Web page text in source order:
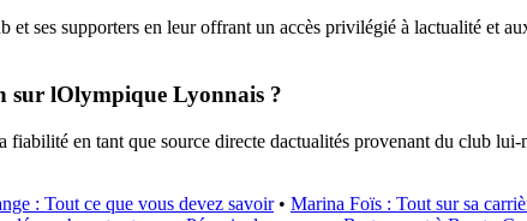
ses supporters en leur offrant un accès privilégié à lactualité et
sur lOlympique Lyonnais ?
en tant que source directe dactualités provenant du club
: Tout ce que vous devez savoir• Marina Foïs : Tout sur sa